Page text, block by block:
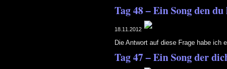
Tag 48 – Ein Song den
18.11.2012
Die Antwort auf diese Frage habe ich
Tag 47 – Ein Song der